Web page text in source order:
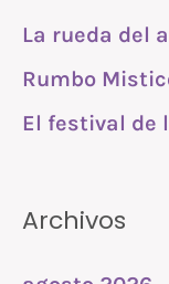
La rueda del
Rumbo
El festival de
Archivos